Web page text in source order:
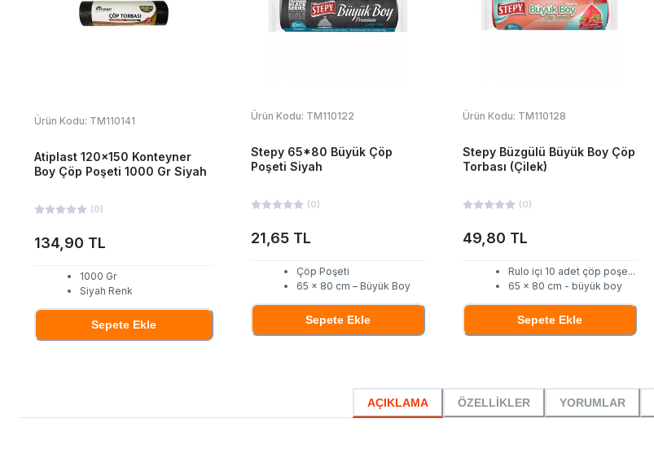
Ürün Kodu: TM110141
Atiplast 120x150 Konteyner
Boy Çöp Poşeti 1000 Gr Siyah
(0)
134,90 TL
1000 Gr
Siyah Renk
Sepete Ekle
Ürün Kodu: TM110122
Stepy 65*80 Büyük Çöp
Poşeti Siyah
(0)
21,65 TL
Çöp Poşeti
65 x 80 cm – Büyük Boy
Sepete Ekle
Ürün Kodu: TM110128
Stepy Büzgülü Büyük Boy Çöp
Torbası (Çilek)
(0)
49,80 TL
Rulo içi 10 adet çöp poşe...
65 x 80 cm - büyük boy
Sepete Ekle
AÇIKLAMA ÖZELLİKLER YORUMLAR